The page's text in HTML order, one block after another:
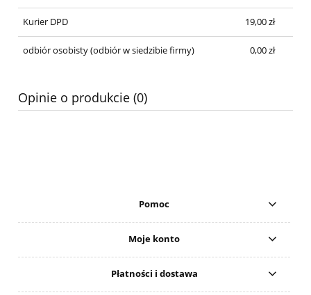
Kurier DPD 19,00 zł
odbiór osobisty(odbiór w siedzibie firmy) 0,00 zł
Opinie o produkcie (0)
Pomoc
Moje konto
Płatności i dostawa